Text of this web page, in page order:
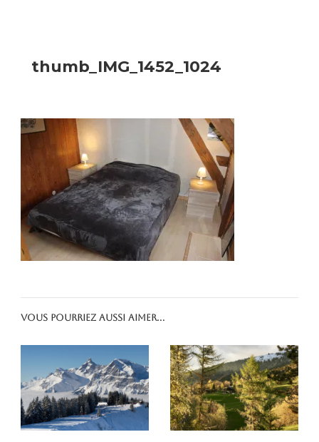
thumb_IMG_1452_1024
Vous pourriez aussi aimer...